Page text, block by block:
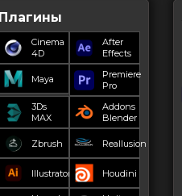
Плагины
Cinema
4D
After
Effects
Maya
Premiere
Pro
3Ds
MAX
Addons
Blender
Zbrush Reallusion
Illustrator Houdini